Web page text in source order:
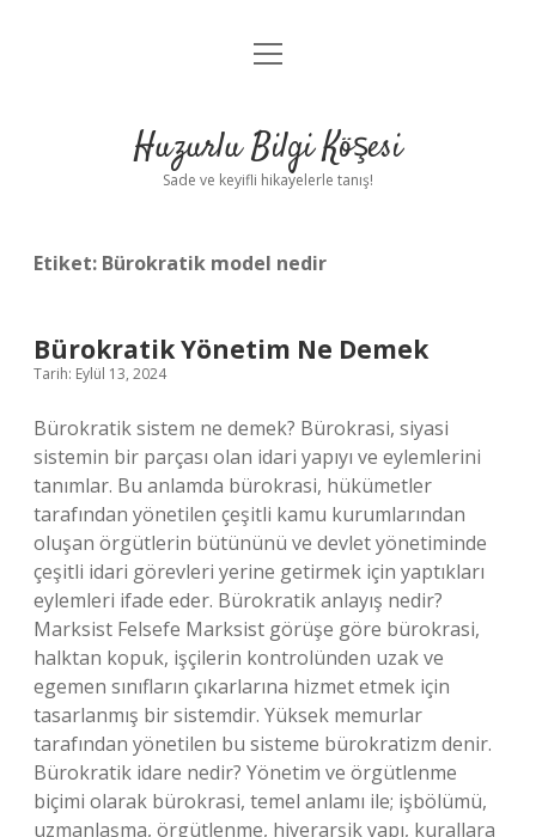
Anasayfa
Yasal Uyarı
menüyü
Huzurlu Bilgi Köşesi
Sade ve keyifli hikayelerle tanış!
Etiket: Bürokratik model nedir
Bürokratik Yönetim Ne Demek
Tarih: Eylül 13, 2024
Bürokratik sistem ne demek? Bürokrasi, siyasi
sistemin bir parçası olan idari yapıyı ve eylemlerini
tanımlar. Bu anlamda bürokrasi, hükümetler
tarafından yönetilen çeşitli kamu kurumlarından
oluşan örgütlerin bütününü ve devlet yönetiminde
çeşitli idari görevleri yerine getirmek için yaptıkları
eylemleri ifade eder. Bürokratik anlayış nedir?
Marksist Felsefe Marksist görüşe göre bürokrasi,
halktan kopuk, işçilerin kontrolünden uzak ve
egemen sınıfların çıkarlarına hizmet etmek için
tasarlanmış bir sistemdir. Yüksek memurlar
tarafından yönetilen bu sisteme bürokratizm denir.
Bürokratik idare nedir? Yönetim ve örgütlenme
biçimi olarak bürokrasi, temel anlamı ile; işbölümü,
uzmanlaşma, örgütlenme, hiyerarşik yapı, kurallara